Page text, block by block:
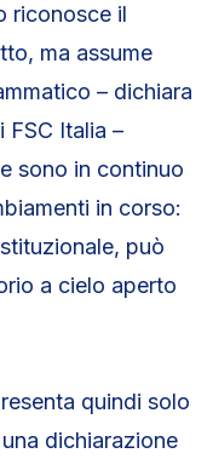
riconosce il
ma assume
– dichiara
FSC Italia –
sono in continuo
in corso:
può
a cielo aperto
quindi solo
dichiarazione